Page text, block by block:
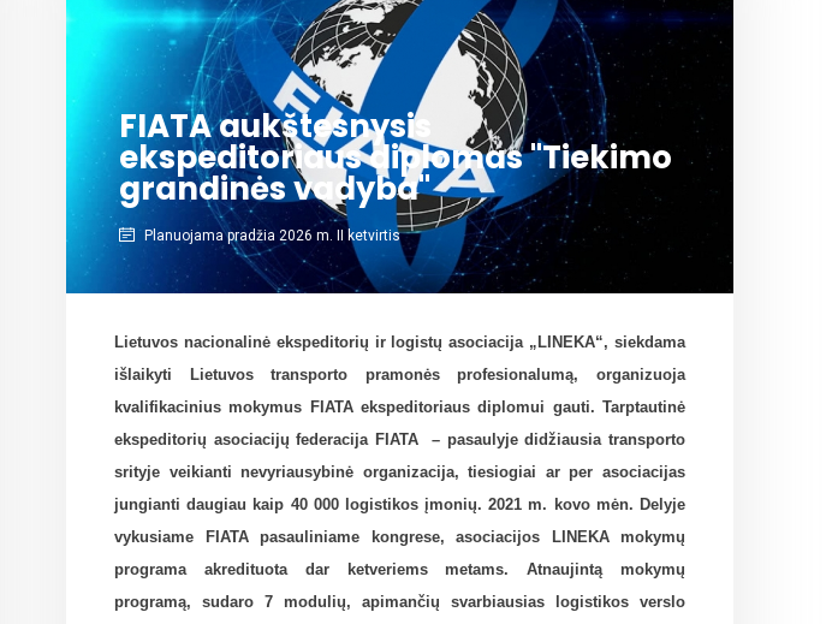
FIATA aukštesnysis
ekspeditoriaus diplomas "Tiekimo
grandinės vadyba"
Planuojama pradžia 2026 m. II ketvirtis
Lietuvos nacionalinė ekspeditorių ir logistų asociacija „LINEKA“, siekdama
išlaikyti Lietuvos transporto pramonės profesionalumą, organizuoja
kvalifikacinius mokymus FIATA ekspeditoriaus diplomui gauti. Tarptautinė
ekspeditorių asociacijų federacija FIATA – pasaulyje didžiausia transporto
srityje veikianti nevyriausybinė organizacija, tiesiogiai ar per asociacijas
jungianti daugiau kaip 40 000 logistikos įmonių. 2021 m. kovo mėn. Delyje
vykusiame FIATA pasauliniame kongrese, asociacijos LINEKA mokymų
programa akredituota dar ketveriems metams. Atnaujintą mokymų
programą, sudaro 7 modulių, apimančių svarbiausias logistikos verslo